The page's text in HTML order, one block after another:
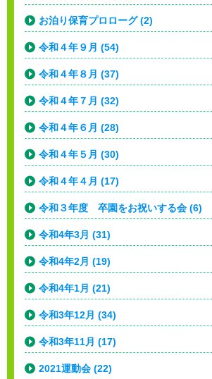
お泊り保育プロローグ (2)
令和４年９月 (54)
令和４年８月 (37)
令和４年７月 (32)
令和４年６月 (28)
令和４年５月 (30)
令和４年４月 (17)
令和３年度 卒園をお祝いする会 (6)
令和4年3月 (31)
令和4年2月 (19)
令和4年1月 (21)
令和3年12月 (34)
令和3年11月 (17)
2021運動会 (22)